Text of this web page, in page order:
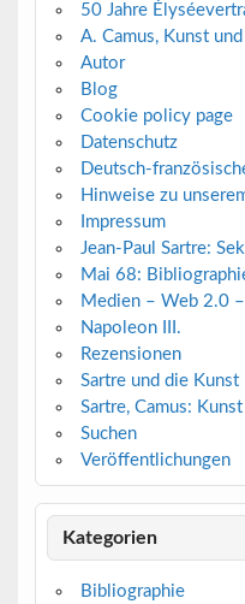
50 Jahre
A. Camus, Kunst
Autor
Blog
Cookie policy page
Datenschutz
Deutsch-
Hinweise zu
Impressum
Jean-Paul Sartre:
Mai 68:
Medien – Web 2.0
Napoleon III.
Rezensionen
Sartre und die Kunst
Sartre, Camus:
Suchen
Veröffentlichungen
Kategorien
Bibliographie